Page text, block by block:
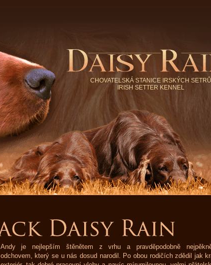
CHOVATELSKÁ STANICE IRSKÝCH SETRŮ
IRISH SETTER KENNEL
Andy je nejlepším štěnětem z vrhu a pravděpodobně
odchovem, který se u nás dosud narodil. Po obou rodičích zdědil jak